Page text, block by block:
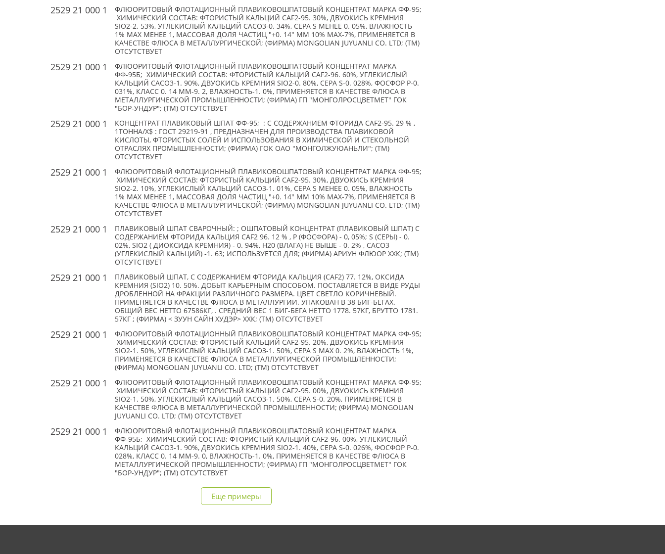
2529 21 000 1
ФЛЮОРИТОВЫЙ ФЛОТАЦИОННЫЙ ПЛАВИКОВОШПАТОВЫЙ КОНЦЕНТРАТ МАРКА ФФ-95;
ХИМИЧЕСКИЙ СОСТАВ: ФТОРИСТЫЙ КАЛЬЦИЙ CAF2-95. 30%, ДВУОКИСЬ КРЕМНИЯ
SIO2-2. 53%, УГЛЕКИСЛЫЙ КАЛЬЦИЙ CACO3-0. 34%, СЕРА S МЕНЕЕ 0. 05%, ВЛАЖНОСТЬ
1% MAX МЕНЕЕ 1, МАССОВАЯ ДОЛЯ ЧАСТИЦ "+0. 14" ММ 10% MAX-7%, ПРИМЕНЯЕТСЯ В
КАЧЕСТВЕ ФЛЮСА В МЕТАЛЛУРГИЧЕСКОЙ; (ФИРМА) MONGOLIAN JUYUANLI CO. LTD; (TM)
ОТСУТСТВУЕТ
2529 21 000 1
ФЛЮОРИТОВЫЙ ФЛОТАЦИОННЫЙ ПЛАВИКОВОШПАТОВЫЙ КОНЦЕНТРАТ МАРКА
ФФ-95Б; ХИМИЧЕСКИЙ СОСТАВ: ФТОРИСТЫЙ КАЛЬЦИЙ CAF2-96. 60%, УГЛЕКИСЛЫЙ
КАЛЬЦИЙ CACO3-1. 90%, ДВУОКИСЬ КРЕМНИЯ SIO2-0. 80%, СЕРА S-0. 028%, ФОСФОР Р-0.
031%, КЛАСС 0. 14 ММ-9. 2, ВЛАЖНОСТЬ-1. 0%, ПРИМЕНЯЕТСЯ В КАЧЕСТВЕ ФЛЮСА В
МЕТАЛЛУРГИЧЕСКОЙ ПРОМЫШЛЕННОСТИ; (ФИРМА) ГП "МОНГОЛРОСЦВЕТМЕТ" ГОК
"БОР-УНДУР"; (TM) ОТСУТСТВУЕТ
2529 21 000 1
КОНЦЕНТРАТ ПЛАВИКОВЫЙ ШПАТ ФФ-95; : С СОДЕРЖАНИЕМ ФТОРИДА CAF2-95. 29 % ,
1ТОННА/X$ : ГОСТ 29219-91 , ПРЕДНАЗНАЧЕН ДЛЯ ПРОИЗВОДСТВА ПЛАВИКОВОЙ
КИСЛОТЫ, ФТОРИСТЫХ СОЛЕЙ И ИСПОЛЬЗОВАНИЯ В ХИМИЧЕСКОЙ И СТЕКОЛЬНОЙ
ОТРАСЛЯХ ПРОМЫШЛЕННОСТИ; (ФИРМА) ГОК ОАО "МОНГОЛЖУЮАНЬЛИ"; (TM)
ОТСУТСТВУЕТ
2529 21 000 1
ФЛЮОРИТОВЫЙ ФЛОТАЦИОННЫЙ ПЛАВИКОВОШПАТОВЫЙ КОНЦЕНТРАТ МАРКА ФФ-95;
ХИМИЧЕСКИЙ СОСТАВ: ФТОРИСТЫЙ КАЛЬЦИЙ CAF2-95. 30%, ДВУОКИСЬ КРЕМНИЯ
SIO2-2. 10%, УГЛЕКИСЛЫЙ КАЛЬЦИЙ CACO3-1. 01%, СЕРА S МЕНЕЕ 0. 05%, ВЛАЖНОСТЬ
1% MAX МЕНЕЕ 1, МАССОВАЯ ДОЛЯ ЧАСТИЦ "+0. 14" ММ 10% MAX-7%, ПРИМЕНЯЕТСЯ В
КАЧЕСТВЕ ФЛЮСА В МЕТАЛЛУРГИЧЕСКОЙ; (ФИРМА) MONGOLIAN JUYUANLI CO. LTD; (TM)
ОТСУТСТВУЕТ
2529 21 000 1
ПЛАВИКОВЫЙ ШПАТ СВАРОЧНЫЙ: ; ОШПАТОВЫЙ КОНЦЕНТРАТ (ПЛАВИКОВЫЙ ШПАТ) С
СОДЕРЖАНИЕМ ФТОРИДА КАЛЬЦИЯ CAF2 96. 12 % , P (ФОСФОРА) - 0, 05%; S (СЕРЫ) - 0.
02%, SIO2 ( ДИОКСИДА КРЕМНИЯ) - 0. 94%, H20 (ВЛАГА) НЕ ВЫШЕ - 0. 2% , САСО3
(УГЛЕКИСЛЫЙ КАЛЬЦИЙ) -1. 63; ИСПОЛЬЗУЕТСЯ ДЛЯ; (ФИРМА) АРИУН ФЛЮОР ХХК; (TM)
ОТСУТСТВУЕТ
2529 21 000 1
ПЛАВИКОВЫЙ ШПАТ, С СОДЕРЖАНИЕМ ФТОРИДА КАЛЬЦИЯ (CAF2) 77. 12%, ОКСИДА
КРЕМНИЯ (SIO2) 10. 50%. ДОБЫТ КАРЬЕРНЫМ СПОСОБОМ. ПОСТАВЛЯЕТСЯ В ВИДЕ РУДЫ
ДРОБЛЕННОЙ НА ФРАКЦИИ РАЗЛИЧНОГО РАЗМЕРА. ЦВЕТ СВЕТЛО КОРИЧНЕВЫЙ.
ПРИМЕНЯЕТСЯ В КАЧЕСТВЕ ФЛЮСА В МЕТАЛЛУРГИИ. УПАКОВАН В 38 БИГ-БЕГАХ.
ОБЩИЙ ВЕС НЕТТО 67586КГ, . СРЕДНИЙ ВЕС 1 БИГ-БЕГА НЕТТО 1778. 57КГ, БРУТТО 1781.
57КГ ; (ФИРМА) < ЗУУН САЙН ХУДЭР> ХХК; (TM) ОТСУТСТВУЕТ
2529 21 000 1
ФЛЮОРИТОВЫЙ ФЛОТАЦИОННЫЙ ПЛАВИКОВОШПАТОВЫЙ КОНЦЕНТРАТ МАРКА ФФ-95;
ХИМИЧЕСКИЙ СОСТАВ: ФТОРИСТЫЙ КАЛЬЦИЙ CAF2-95. 20%, ДВУОКИСЬ КРЕМНИЯ
SIO2-1. 50%, УГЛЕКИСЛЫЙ КАЛЬЦИЙ CACO3-1. 50%, СЕРА S MAX 0. 2%, ВЛАЖНОСТЬ 1%,
ПРИМЕНЯЕТСЯ В КАЧЕСТВЕ ФЛЮСА В МЕТАЛЛУРГИЧЕСКОЙ ПРОМЫШЛЕННОСТИ;
(ФИРМА) MONGOLIAN JUYUANLI CO. LTD; (TM) ОТСУТСТВУЕТ
2529 21 000 1
ФЛЮОРИТОВЫЙ ФЛОТАЦИОННЫЙ ПЛАВИКОВОШПАТОВЫЙ КОНЦЕНТРАТ МАРКА ФФ-95;
ХИМИЧЕСКИЙ СОСТАВ: ФТОРИСТЫЙ КАЛЬЦИЙ CAF2-95. 00%, ДВУОКИСЬ КРЕМНИЯ
SIO2-1. 50%, УГЛЕКИСЛЫЙ КАЛЬЦИЙ CACO3-1. 50%, СЕРА S-0. 20%, ПРИМЕНЯЕТСЯ В
КАЧЕСТВЕ ФЛЮСА В МЕТАЛЛУРГИЧЕСКОЙ ПРОМЫШЛЕННОСТИ; (ФИРМА) MONGOLIAN
JUYUANLI CO. LTD; (TM) ОТСУТСТВУЕТ
2529 21 000 1
ФЛЮОРИТОВЫЙ ФЛОТАЦИОННЫЙ ПЛАВИКОВОШПАТОВЫЙ КОНЦЕНТРАТ МАРКА
ФФ-95Б; ХИМИЧЕСКИЙ СОСТАВ: ФТОРИСТЫЙ КАЛЬЦИЙ CAF2-96. 00%, УГЛЕКИСЛЫЙ
КАЛЬЦИЙ CACO3-1. 90%, ДВУОКИСЬ КРЕМНИЯ SIO2-1. 40%, СЕРА S-0. 026%, ФОСФОР Р-0.
028%, КЛАСС 0. 14 ММ-9. 0, ВЛАЖНОСТЬ-1. 0%, ПРИМЕНЯЕТСЯ В КАЧЕСТВЕ ФЛЮСА В
МЕТАЛЛУРГИЧЕСКОЙ ПРОМЫШЛЕННОСТИ; (ФИРМА) ГП "МОНГОЛРОСЦВЕТМЕТ" ГОК
"БОР-УНДУР"; (TM) ОТСУТСТВУЕТ
Еще примеры